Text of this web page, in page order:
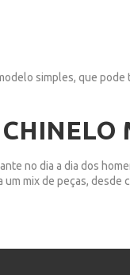
simples, que
CHINELO
no dia a dia dos
mix de peças,